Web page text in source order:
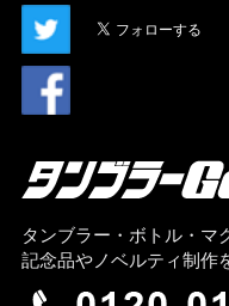
タンブラー・ボトル・マ
記念品やノベルティ制作